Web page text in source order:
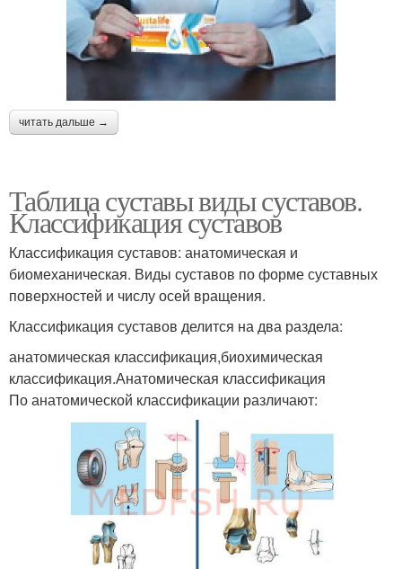
читать дальше →
Таблица суставы виды суставов.
Классификация суставов
Классификация суставов: анатомическая и
биомеханическая. Виды суставов по форме суставных
поверхностей и числу осей вращения.
Классификация суставов делится на два раздела:
анатомическая классификация,биохимическая
классификация.Анатомическая классификация
По анатомической классификации различают: